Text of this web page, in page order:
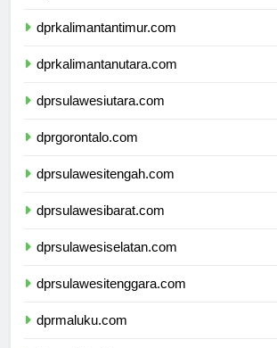
dprkalimantantimur.com
dprkalimantanutara.com
dprsulawesiutara.com
dprgorontalo.com
dprsulawesitengah.com
dprsulawesibarat.com
dprsulawesiselatan.com
dprsulawesitenggara.com
dprmaluku.com